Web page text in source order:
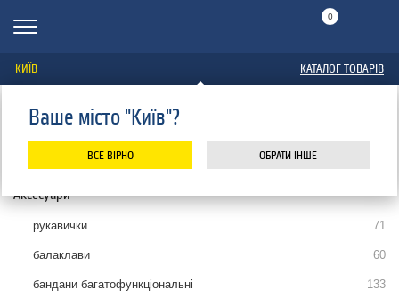
0
КИЇВ КАТАЛОГ ТОВАРІВ
РУКАВИЧКИ
Головна Каталог Сноуборди Аксесуари
Аксесуари
рукавички 71
балаклави 60
бандани багатофункціональні 133
Ваше місто "Київ"?
ВСЕ ВІРНО ОБРАТИ ІНШЕ